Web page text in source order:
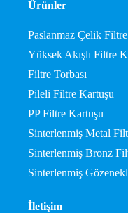
Ürünler
Paslanmaz Çelik Filtre
Yüksek Akışlı Filtre
Filtre Torbası
Pileli Filtre Kartuşu
PP Filtre Kartuşu
Sinterlenmiş Metal
Sinterlenmiş Bronz
Sinterlenmiş
İletişim